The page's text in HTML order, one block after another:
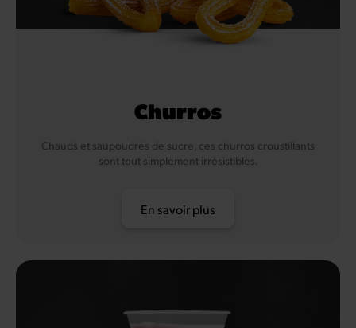
Churros
Chauds et saupoudrés de sucre, ces churros croustillants
sont tout simplement irrésistibles.
En savoir plus